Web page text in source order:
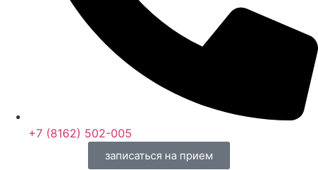
+7 (8162) 502-005
записаться на прием